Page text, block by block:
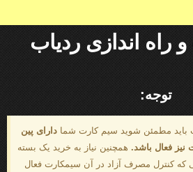
اندازی ردیاب
توجه:
باید مطمئن شوید سیم کارت شما دارای پین
نیز فعال باشد. همچنین نیاز به خرید یک بسته
که کنترل مصرف آزاد در آن سیمکارت فعال